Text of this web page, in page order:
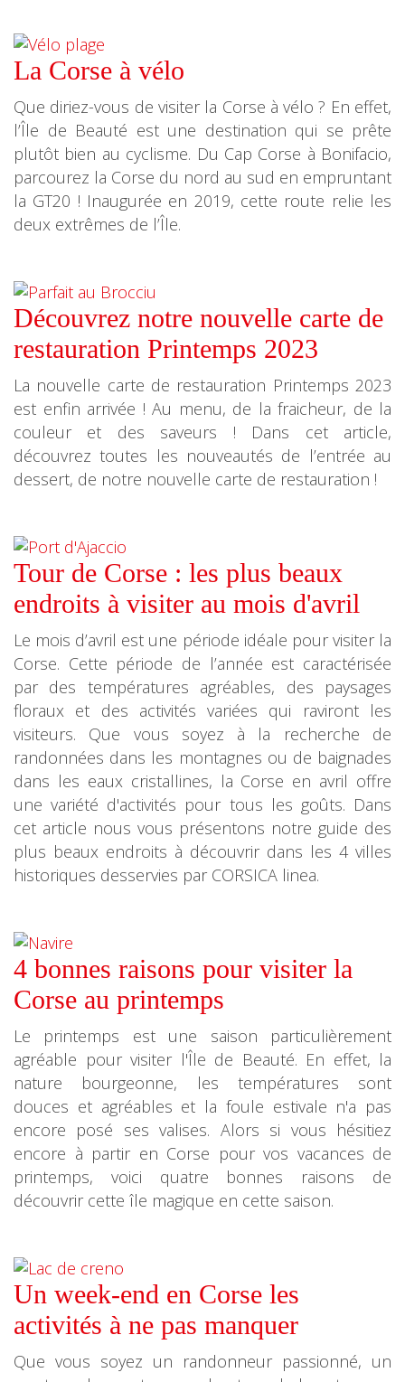
La Corse à vélo
Que diriez-vous de visiter la Corse à vélo ? En effet,
l’Île de Beauté est une destination qui se prête
plutôt bien au cyclisme. Du Cap Corse à Bonifacio,
parcourez la Corse du nord au sud en empruntant
la GT20 ! Inaugurée en 2019, cette route relie les
deux extrêmes de l’Île.
Découvrez notre nouvelle carte de
restauration Printemps 2023
La nouvelle carte de restauration Printemps 2023
est enfin arrivée ! Au menu, de la fraicheur, de la
couleur et des saveurs ! Dans cet article,
découvrez toutes les nouveautés de l’entrée au
dessert, de notre nouvelle carte de restauration !
Tour de Corse : les plus beaux
endroits à visiter au mois d'avril
Le mois d’avril est une période idéale pour visiter la
Corse. Cette période de l’année est caractérisée
par des températures agréables, des paysages
floraux et des activités variées qui raviront les
visiteurs. Que vous soyez à la recherche de
randonnées dans les montagnes ou de baignades
dans les eaux cristallines, la Corse en avril offre
une variété d'activités pour tous les goûts. Dans
cet article nous vous présentons notre guide des
plus beaux endroits à découvrir dans les 4 villes
historiques desservies par CORSICA linea.
4 bonnes raisons pour visiter la
Corse au printemps
Le printemps est une saison particulièrement
agréable pour visiter l'Île de Beauté. En effet, la
nature bourgeonne, les températures sont
douces et agréables et la foule estivale n'a pas
encore posé ses valises. Alors si vous hésitiez
encore à partir en Corse pour vos vacances de
printemps, voici quatre bonnes raisons de
découvrir cette île magique en cette saison.
Un week-end en Corse les
activités à ne pas manquer
Que vous soyez un randonneur passionné, un